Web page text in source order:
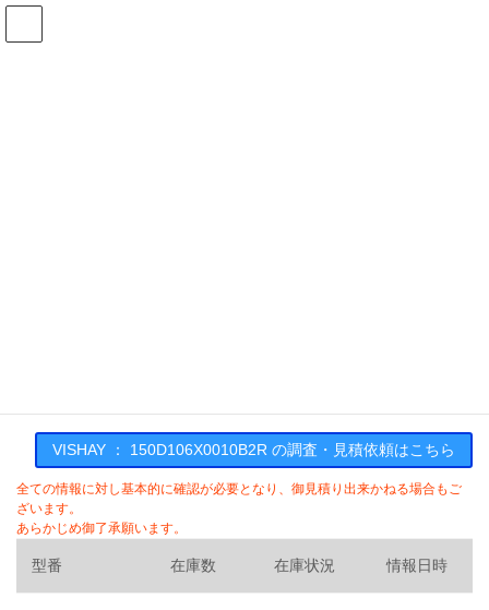
コ
ナ
VISHAY ： 150D106X0010B2R の調査・見積依頼はこちら
全ての情報に対し基本的に確認が必要となり、御見積り出来かねる場合もご
ざいます。
あらかじめ御了承願います。
型番 在庫数 在庫状況 情報日時